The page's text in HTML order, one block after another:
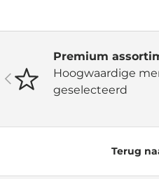
Vorige
Premium
Hoogwaardige
geselecteerd
Terug